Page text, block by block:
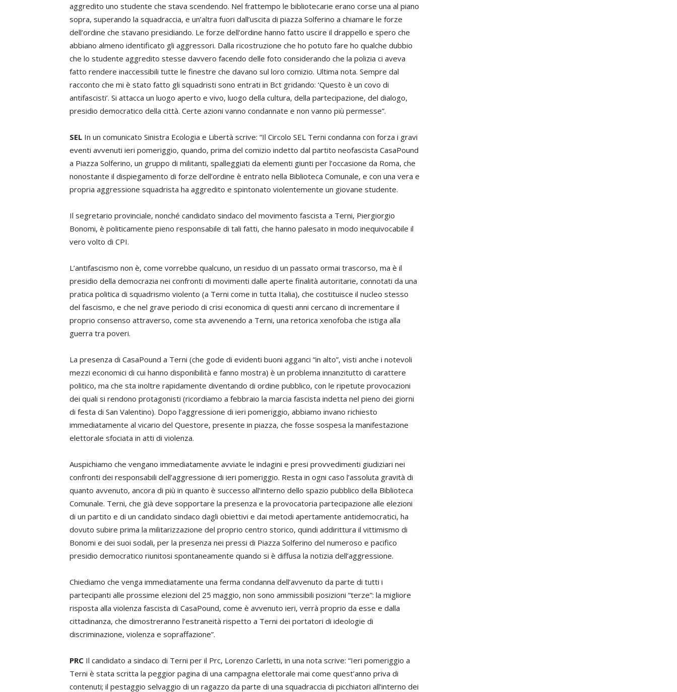
aggredito uno studente che stava scendendo. Nel frattempo le bibliotecarie erano corse una al piano
sopra, superando la squadraccia, e un’altra fuori dall’uscita di piazza Solferino a chiamare le forze
dell’ordine che stavano presidiando. Le forze dell’ordine hanno fatto uscire il drappello e spero che
abbiano almeno identificato gli aggressori. Dalla ricostruzione che ho potuto fare ho qualche dubbio
che lo studente aggredito stesse davvero facendo delle foto considerando che la polizia ci aveva
fatto rendere inaccessibili tutte le finestre che davano sul loro comizio. Ultima nota. Sempre dal
racconto che mi è stato fatto gli squadristi sono entrati in Bct gridando: ‘Questo è un covo di
antifascisti’. Si attacca un luogo aperto e vivo, luogo della cultura, della partecipazione, del dialogo,
presidio democratico della città. Certe azioni vanno condannate e non vanno più permesse”.
SEL In un comunicato Sinistra Ecologia e Libertà scrive: “Il Circolo SEL Terni condanna con forza i gravi
eventi avvenuti ieri pomeriggio, quando, prima del comizio indetto dal partito neofascista CasaPound
a Piazza Solferino, un gruppo di militanti, spalleggiati da elementi giunti per l’occasione da Roma, che
nonostante il dispiegamento di forze dell’ordine è entrato nella Biblioteca Comunale, e con una vera e
propria aggressione squadrista ha aggredito e spintonato violentemente un giovane studente.
Il segretario provinciale, nonché candidato sindaco del movimento fascista a Terni, Piergiorgio
Bonomi, è politicamente pieno responsabile di tali fatti, che hanno palesato in modo inequivocabile il
vero volto di CPI.
L’antifascismo non è, come vorrebbe qualcuno, un residuo di un passato ormai trascorso, ma è il
presidio della democrazia nei confronti di movimenti dalle aperte finalità autoritarie, connotati da una
pratica politica di squadrismo violento (a Terni come in tutta Italia), che costituisce il nucleo stesso
del fascismo, e che nel grave periodo di crisi economica di questi anni cercano di incrementare il
proprio consenso attraverso, come sta avvenendo a Terni, una retorica xenofoba che istiga alla
guerra tra poveri.
La presenza di CasaPound a Terni (che gode di evidenti buoni agganci “in alto”, visti anche i notevoli
mezzi economici di cui hanno disponibilità e fanno mostra) è un problema innanzitutto di carattere
politico, ma che sta inoltre rapidamente diventando di ordine pubblico, con le ripetute provocazioni
dei quali si rendono protagonisti (ricordiamo a febbraio la marcia fascista indetta nel pieno dei giorni
di festa di San Valentino). Dopo l’aggressione di ieri pomeriggio, abbiamo invano richiesto
immediatamente al vicario del Questore, presente in piazza, che fosse sospesa la manifestazione
elettorale sfociata in atti di violenza.
Auspichiamo che vengano immediatamente avviate le indagini e presi provvedimenti giudiziari nei
confronti dei responsabili dell’aggressione di ieri pomeriggio. Resta in ogni caso l’assoluta gravità di
quanto avvenuto, ancora di più in quanto è successo all’interno dello spazio pubblico della Biblioteca
Comunale. Terni, che già deve sopportare la presenza e la provocatoria partecipazione alle elezioni
di un partito e di un candidato sindaco dagli obiettivi e dai metodi apertamente antidemocratici, ha
dovuto subire prima la militarizzazione del proprio centro storico, quindi addirittura il vittimismo di
Bonomi e dei suoi sodali, per la presenza nei pressi di Piazza Solferino del numeroso e pacifico
presidio democratico riunitosi spontaneamente quando si è diffusa la notizia dell’aggressione.
Chiediamo che venga immediatamente una ferma condanna dell’avvenuto da parte di tutti i
partecipanti alle prossime elezioni del 25 maggio, non sono ammissibili posizioni “terze”: la migliore
risposta alla violenza fascista di CasaPound, come è avvenuto ieri, verrà proprio da esse e dalla
cittadinanza, che dimostreranno l’estraneità rispetto a Terni dei portatori di ideologie di
discriminazione, violenza e sopraffazione”.
PRC Il candidato a sindaco di Terni per il Prc, Lorenzo Carletti, in una nota scrive: “Ieri pomeriggio a
Terni è stata scritta la peggior pagina di una campagna elettorale mai come quest’anno priva di
contenuti; il pestaggio selvaggio di un ragazzo da parte di una squadraccia di picchiatori all’interno dei